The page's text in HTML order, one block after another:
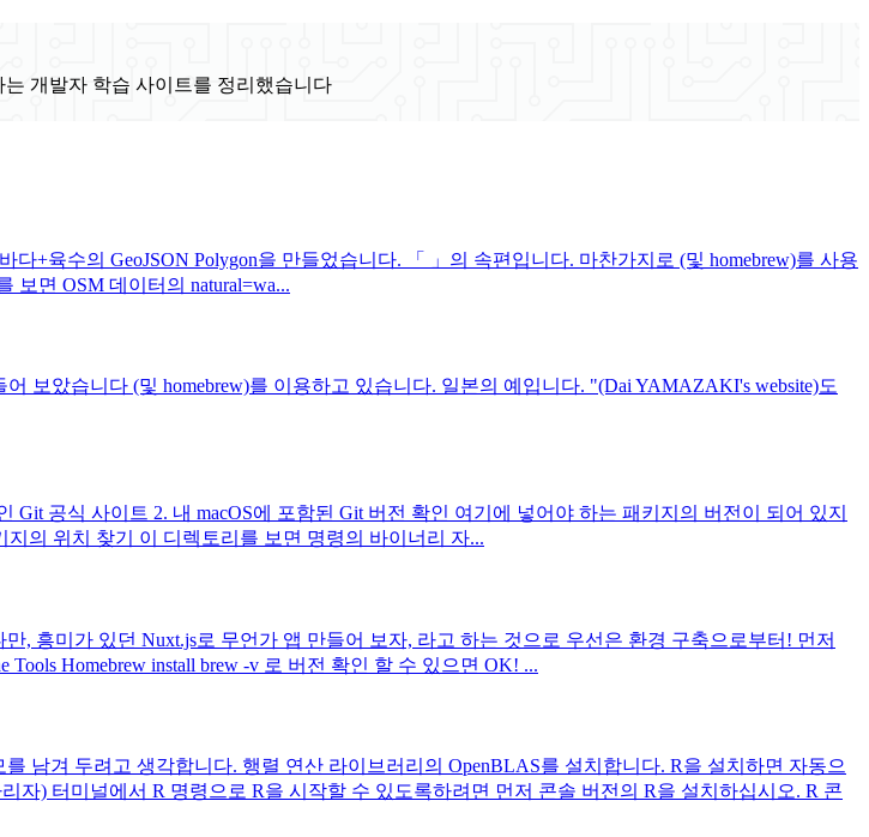
개발자 학습 사이트를 정리했습니다
다+육수의 GeoJSON Polygon을 만들었습니다. 「 」의 속편입니다. 마찬가지로 (및 homebrew)를 사용
면 OSM 데이터의 natural=wa...
어 보았습니다 (및 homebrew)를 이용하고 있습니다. 일본의 예입니다. "(Dai YAMAZAKI's website)도
Git 공식 사이트 2. 내 macOS에 포함된 Git 버전 확인 여기에 넣어야 하는 패키지의 버전이 되어 있지
의 위치 찾기 이 디렉토리를 보면 명령의 바이너리 자...
, 흥미가 있던 Nuxt.js로 무언가 앱 만들어 보자, 라고 하는 것으로 우선은 환경 구축으로부터! 먼저
Homebrew install brew -v 로 버전 확인 할 수 있으면 OK! ...
남겨 두려고 생각합니다. 행렬 연산 라이브러리의 OpenBLAS를 설치합니다. R을 설치하면 자동으
) 터미널에서 R 명령으로 R을 시작할 수 있도록하려면 먼저 콘솔 버전의 R을 설치하십시오. R 콘